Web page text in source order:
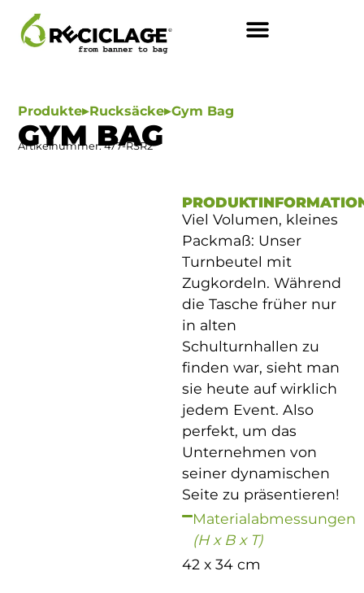
Produkte▸Rucksäcke▸Gym Bag
GYM BAG
Artikelnummer: 477-RSR2
Viel Volumen, kleines
Packmaß: Unser
Turnbeutel mit
Zugkordeln. Während
die Tasche früher nur
in alten
Schulturnhallen zu
finden war, sieht man
sie heute auf wirklich
jedem Event. Also
perfekt, um das
Unternehmen von
seiner dynamischen
Seite zu präsentieren!
Materialabmessungen
(H x B x T)
42 x 34 cm